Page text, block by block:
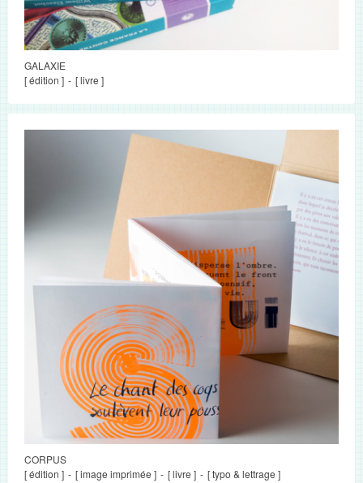
GALAXIE
[ édition ]
[ livre ]
CORPUS
[ édition ]
[ image imprimée ] [ livre ] [ typo & lettrage ]